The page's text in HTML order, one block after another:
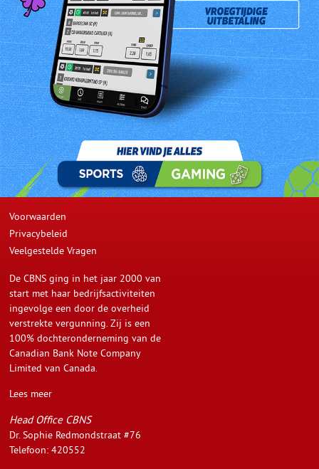
Prev
Next
Opwaarderen
Resultaten
Spellen
Verkooppunten
Promoties
Media Center
Over Ons
Voorwaarden
Privacybeleid
Veelgestelde Vragen
De CBNS ging in het jaar 2000 van
start met haar bedrijfsactiviteiten
ingevolge een door de overheid
verstrekte vergunning. Zij is een
100% dochteronderneming van de
Canadian Bank Note Company
Limited van Canada.
Lees meer
Head Office CBNS
Dr. Sophie Redmondstraat #76
Telefoon: 420552